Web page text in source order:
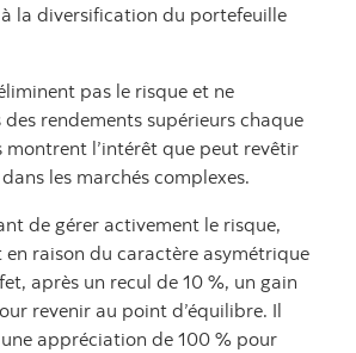
la diversification du portefeuille
pas le risque et ne
rendements supérieurs chaque
montrent l’intérêt que peut revêtir
les marchés complexes.
de gérer activement le risque,
en raison du caractère asymétrique
après un recul de 10 %, un gain
revenir au point d’équilibre. Il
appréciation de 100 % pour